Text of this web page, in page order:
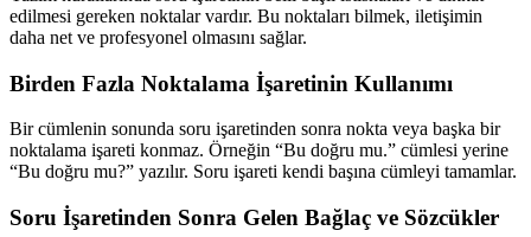
edilmesi gereken noktalar vardır. Bu noktaları bilmek, iletişimin
daha net ve profesyonel olmasını sağlar.
Birden Fazla Noktalama İşaretinin Kullanımı
Bir cümlenin sonunda soru işaretinden sonra nokta veya başka bir
noktalama işareti konmaz. Örneğin “Bu doğru mu.” cümlesi yerine
“Bu doğru mu?” yazılır. Soru işareti kendi başına cümleyi tamamlar.
Soru İşaretinden Sonra Gelen Bağlaç ve Sözcükler